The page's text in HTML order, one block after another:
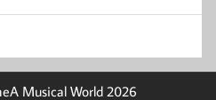
Musical World 2026